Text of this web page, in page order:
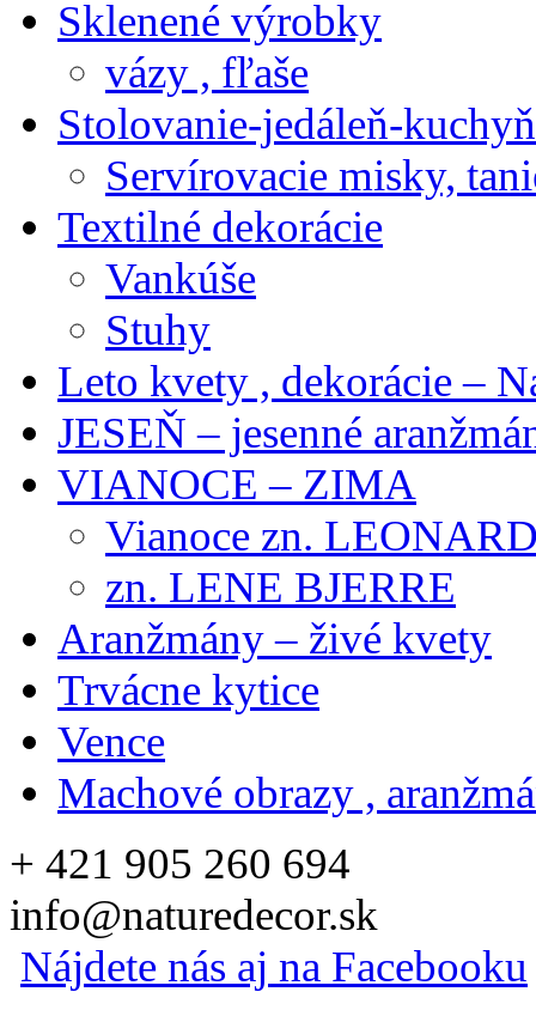
Sklenené výrobky
vázy , fľaše
Stolovanie-jedáleň-
Servírovacie misky,
Textilné dekorácie
Vankúše
Stuhy
Leto kvety , dekorácie –
JESEŇ – jesenné
VIANOCE – ZIMA
Vianoce zn.
zn. LENE BJERRE
Aranžmány – živé kvety
Trvácne kytice
Vence
Machové obrazy ,
+ 421 905 260 694
info@naturedecor.sk
Nájdete nás aj na Facebooku